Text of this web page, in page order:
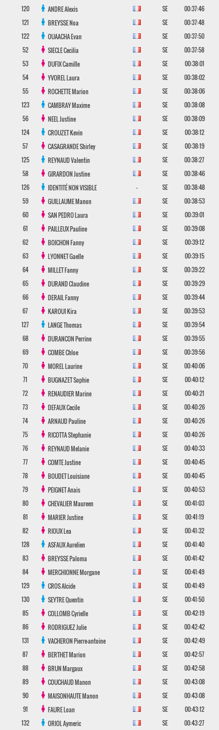
120 ANDREAlexis SE
00:37:46
121
BREYSSENoa SE
00:37:48
122
OUAACHAEvan SE
00:37:50
52
SIECLECecilia SE
00:37:58
53
DUFIXCamille SE
00:38:01
54
YVORELLaura SE
00:38:02
55
ROCHETTEMarion SE
00:38:06
123
CAMBRAYMaxime SE
00:38:08
56
NEELJustine SE
00:38:09
124
CROUZETKevin SE
00:38:12
57
CASAGRANDEShirley SE
00:38:19
125
REYNAUDValentin SE
00:38:27
58
GIRARDONJustine SE
00:38:46
126
IDENTITÉ NON VISIBLE - SE
00:38:48
59
GUILLAUMEManon SE
00:38:53
60
SAN PEDROLaura SE
00:39:01
61
PAILLEUXPauline SE
00:39:08
62
BOICHONFanny SE
00:39:12
63
LYONNETGaelle SE
00:39:15
64
MILLETFanny SE
00:39:22
65
DURANDClaudine SE
00:39:29
66
DERAILFanny SE
00:39:44
67
KAROUIKira SE
00:39:53
127
LANGEThomas SE
00:39:54
68
DURANCONPerrine SE
00:39:55
69
COMBEChloe SE
00:39:56
70
MORELLaurine SE
00:40:06
71
BUGNAZETSophie SE
00:40:12
72
RENAUDIERMarine SE
00:40:21
73
DEFAUXCecile SE
00:40:26
74
ARNAUDPauline SE
00:40:26
75
RICOTTAStephanie SE
00:40:26
76
REYNAUDMelanie SE
00:40:33
77
COMTEJustine SE
00:40:45
78
BOUDETLouisiane SE
00:40:45
79
PEIGNETAnais SE
00:40:53
80
CHEVALIERMaureen SE
00:41:03
81
MARIERJustine SE
00:41:19
82
RIOUXLea SE
00:41:32
128
ASFAUXAurelien SE
00:41:40
83
BREYSSEPaloma SE
00:41:42
84
MERCHIONNEMorgane SE
00:41:49
129
CROSAlcide SE
00:41:49
130
SEYTREQuentin SE
00:41:50
85
COLLOMBCyrielle SE
00:42:19
86
RODRIGUEZJulie SE
00:42:42
131
VACHERONPierre-antoine SE
00:42:49
87
BERTHETMarion SE
00:42:57
88
BRUNMargaux SE
00:42:58
89
COUCHAUDManon SE
00:43:08
90
MAISONHAUTEManon SE
00:43:08
91
FAURELoan SE
00:43:12
132
ORIOLAymeric SE
00:43:27